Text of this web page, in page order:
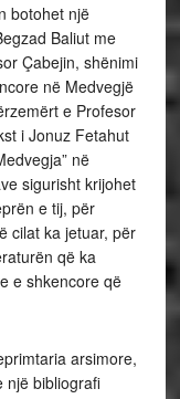
botohet një
Baliut me
Çabejin, shënimi
në Medvegjë
e Profesor
i Jonuz Fetahut
në
sigurisht krijohet
e tij, për
cilat ka jetuar, për
që ka
e shkencore që
arsimore,
një bibliografi